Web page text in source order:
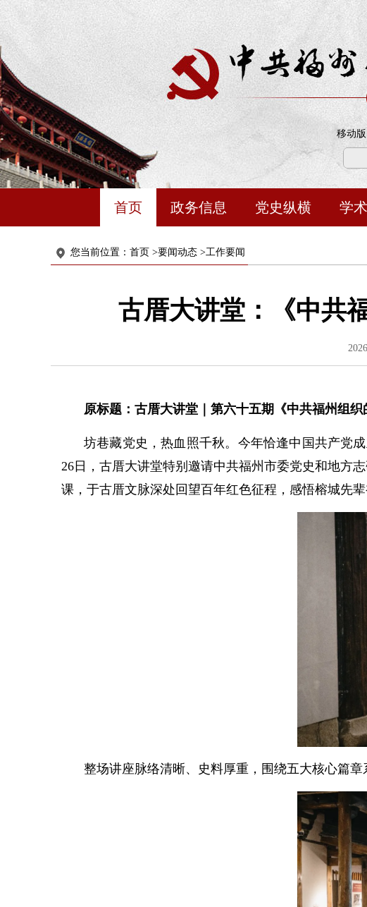
移动版
首页 政务信息 党史纵横 学
您当前位置： 首页 >要闻动态 >工作要闻
古厝大讲堂：《中共
原标题：古厝大讲堂｜第六十五期《中共福州组
坊巷藏党史，热血照千秋。今年恰逢中国共产党
26日，古厝大讲堂特别邀请中共福州市委党史和地方
课，于古厝文脉深处回望百年红色征程，感悟榕城先辈
整场讲座脉络清晰、史料厚重，围绕五大核心篇章